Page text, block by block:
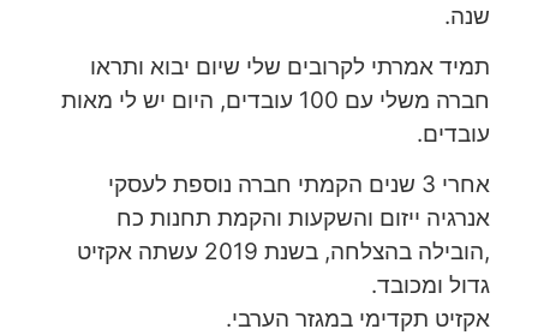
שנה.
תמיד אמרתי לקרובים שלי שיום יבוא ותראו
חברה משלי עם 100 עובדים, היום יש לי מאות
עובדים.
אחרי 3 שנים הקמתי חברה נוספת לעסקי
אנרגיה ייזום והשקעות והקמת תחנות כח
,הובילה בהצלחה, בשנת 2019 עשתה אקזיט
גדול ומכובד.
אקזיט תקדימי במגזר הערבי.